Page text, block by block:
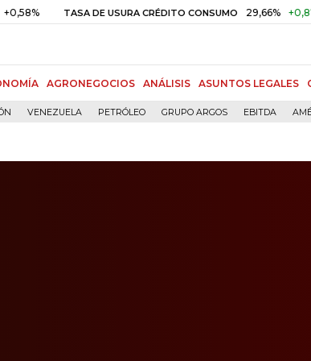
TASA DE USURA CRÉDITO CONSUMO 29,66% +0,87%
AGRONEGOCIOS ANÁLISIS ASUNTOS LEGALES
VENEZUELA PETRÓLEO GRUPO ARGOS EBITDA